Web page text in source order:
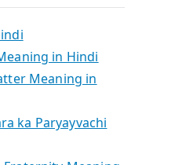
Meaning in Hindi
Meaning in
ka Paryayvachi